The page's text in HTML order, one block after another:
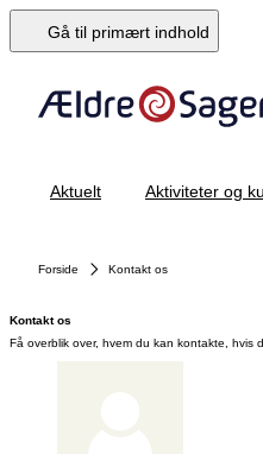
Gå til primært indhold
Aktuelt Aktiviteter og
Forside Kontakt os
Kontakt os
Få overblik over, hvem du kan kontakte, hvis